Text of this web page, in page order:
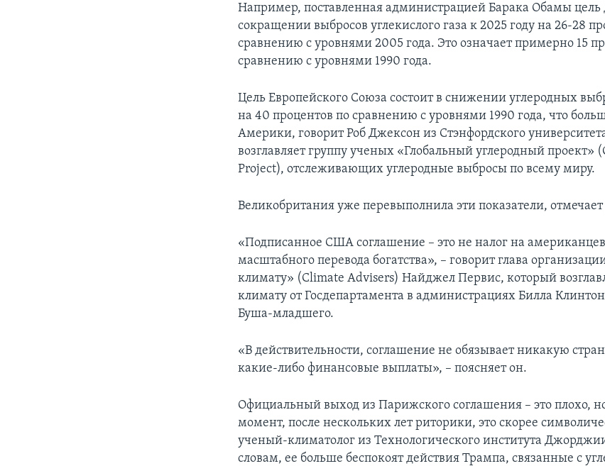
Например, поставленная администрацией Барака Обамы цель
сокращении выбросов углекислого газа к 2025 году на 26-28
сравнению с уровнями 2005 года. Это означает примерно 15
сравнению с уровнями 1990 года.
Цель Европейского Союза состоит в снижении углеродных
на 40 процентов по сравнению с уровнями 1990 года, что
Америки, говорит Роб Джексон из Стэнфордского
возглавляет группу ученых «Глобальный углеродный проект»
Project), отслеживающих углеродные выбросы по всему миру.
Великобритания уже перевыполнила эти показатели,
«Подписанное США соглашение – это не налог на
масштабного перевода богатства», – говорит глава
климату» (Climate Advisers) Найджел Первис, который
климату от Госдепартамента в администрациях Билла
Буша-младшего.
«В действительности, соглашение не обязывает никакую
какие-либо финансовые выплаты», – поясняет он.
Официальный выход из Парижского соглашения – это плохо,
момент, после нескольких лет риторики, это скорее
ученый-климатолог из Технологического института
словам, ее больше беспокоят действия Трампа, связанные с